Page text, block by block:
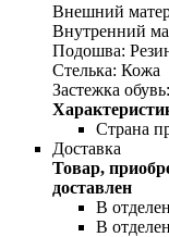
Внешний
Внутренний
Подошва:
Стелька: Кожа
Застежка обувь:
Страна
Доставка
Товар,
доставлен
В
В